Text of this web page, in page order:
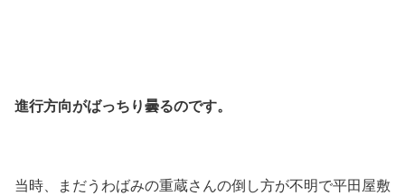
進行方向がばっちり曇るのです。
当時、まだうわばみの重蔵さんの倒し方が不明で平田屋敷